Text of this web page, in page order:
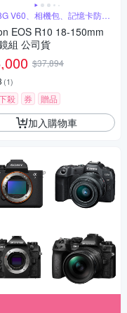
V60、相機包、記憶卡防護
EOS R10 18-150mm
組 公司貨
$37,894
(1)
殺 券 贈品
加入購物車